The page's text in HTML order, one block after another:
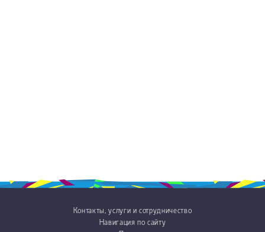
Контакты, услуги и сотрудничество
Навигация по сайту